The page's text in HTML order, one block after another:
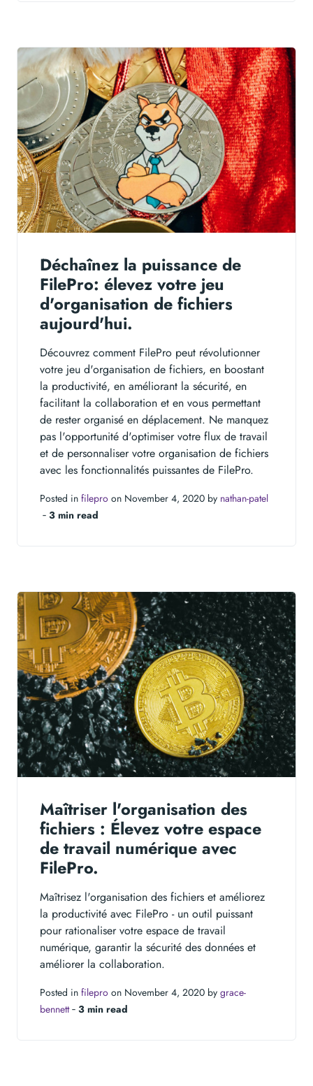
Déchaînez la puissance de
FilePro: élevez votre jeu
d'organisation de fichiers
aujourd'hui.
Découvrez comment FilePro peut révolutionner
votre jeu d'organisation de fichiers, en boostant
la productivité, en améliorant la sécurité, en
facilitant la collaboration et en vous permettant
de rester organisé en déplacement. Ne manquez
pas l'opportunité d'optimiser votre flux de travail
et de personnaliser votre organisation de fichiers
avec les fonctionnalités puissantes de FilePro.
Posted in filepro on November 4, 2020 by nathan-patel
‐ 3 min read
Maîtriser l'organisation des
fichiers : Élevez votre espace
de travail numérique avec
FilePro.
Maîtrisez l'organisation des fichiers et améliorez
la productivité avec FilePro - un outil puissant
pour rationaliser votre espace de travail
numérique, garantir la sécurité des données et
améliorer la collaboration.
Posted in filepro on November 4, 2020 by grace-
bennett‐ 3 min read